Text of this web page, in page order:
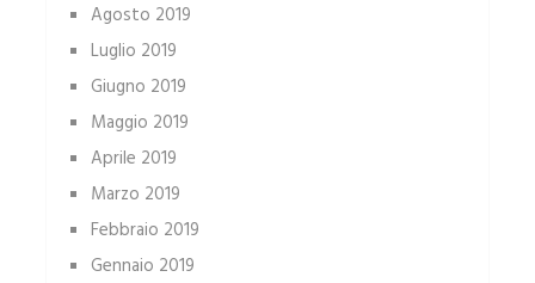
Agosto 2019
Luglio 2019
Giugno 2019
Maggio 2019
Aprile 2019
Marzo 2019
Febbraio 2019
Gennaio 2019